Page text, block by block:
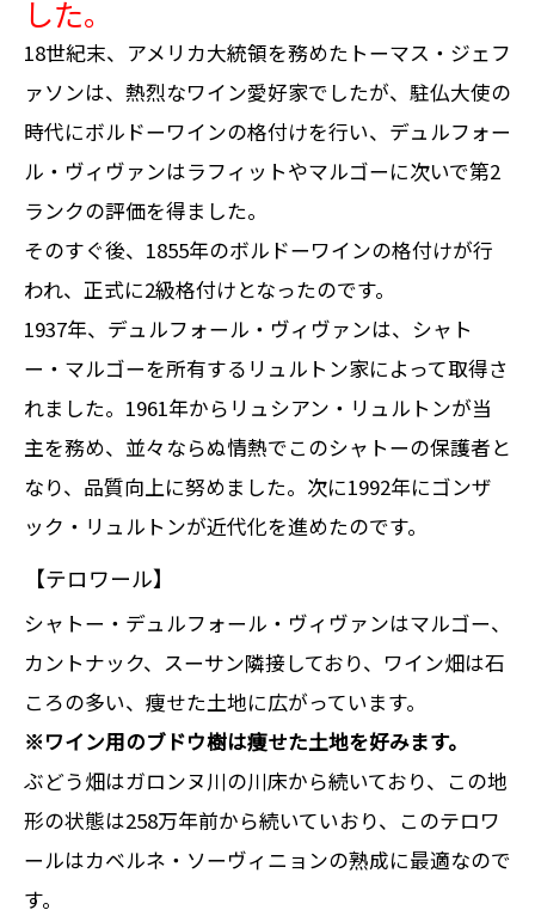
した。
18世紀末、アメリカ大統領を務めたトーマス・ジェフ
ァソンは、熱烈なワイン愛好家でしたが、駐仏大使の
時代にボルドーワインの格付けを行い、デュルフォー
ル・ヴィヴァンはラフィットやマルゴーに次いで第2
ランクの評価を得ました。
そのすぐ後、1855年のボルドーワインの格付けが行
われ、正式に2級格付けとなったのです。
1937年、デュルフォール・ヴィヴァンは、シャト
ー・マルゴーを所有するリュルトン家によって取得さ
れました。1961年からリュシアン・リュルトンが当
主を務め、並々ならぬ情熱でこのシャトーの保護者と
なり、品質向上に努めました。次に1992年にゴンザ
ック・リュルトンが近代化を進めたのです。
【テロワール】
シャトー・デュルフォール・ヴィヴァンはマルゴー、
カントナック、スーサン隣接しており、ワイン畑は石
ころの多い、痩せた土地に広がっています。
※ワイン用のブドウ樹は痩せた土地を好みます。
ぶどう畑はガロンヌ川の川床から続いており、この地
形の状態は258万年前から続いていおり、このテロワ
ールはカベルネ・ソーヴィニョンの熟成に最適なので
す。